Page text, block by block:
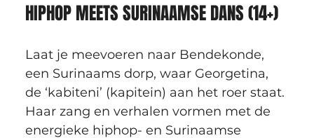
HIPHOP MEETS SURINAAMSE DANS (14+)
Laat je meevoeren naar Bendekonde,
een Surinaams dorp, waar Georgetina,
de ‘kabiteni’ (kapitein) aan het roer staat.
Haar zang en verhalen vormen met de
energieke hiphop- en Surinaamse